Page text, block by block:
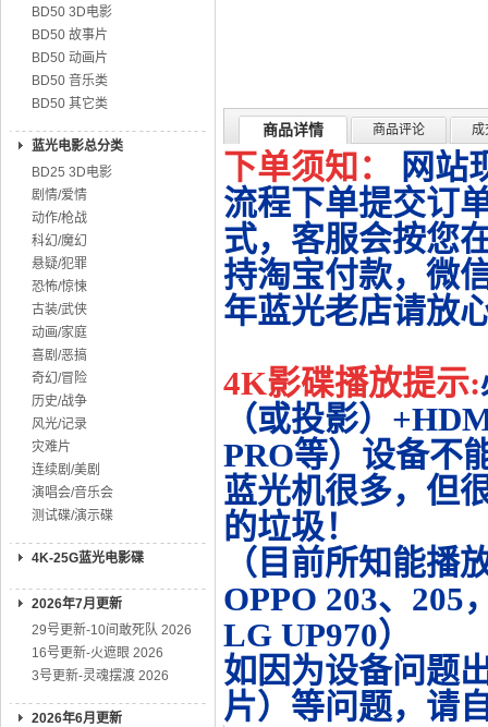
BD50 3D电影
BD50 故事片
BD50 动画片
BD50 音乐类
BD50 其它类
蓝光电影总分类
BD25 3D电影
剧情/爱情
动作/枪战
科幻/魔幻
悬疑/犯罪
恐怖/惊悚
古装/武侠
动画/家庭
喜剧/恶搞
奇幻/冒险
历史/战争
风光/记录
灾难片
连续剧/美剧
演唱会/音乐会
测试碟/演示碟
4K-25G蓝光电影碟
2026年7月更新
29号更新-10间敢死队 2026
16号更新-火遮眼 2026
3号更新-灵魂摆渡 2026
2026年6月更新
商品详情 商品评论 成
下单须知：
网站
流程下单提交订
式，客服会按您
持淘宝付款，微
年蓝光老店请放
4K影碟播放提示:
（或投影）
PRO等）设备不
蓝光机很多，但
的垃圾！
（目前所知能播
OPPO 203、205
LG UP970）
如因为设备问题
片）等问题，请